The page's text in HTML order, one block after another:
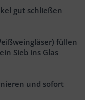
gut schließen
füllen
Sieb ins Glas
und sofort